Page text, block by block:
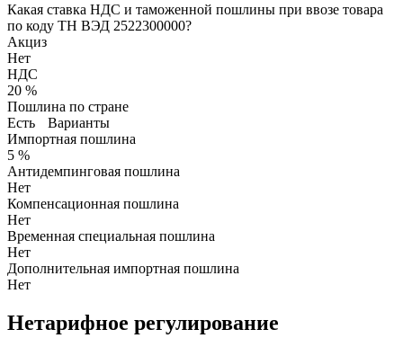
Какая ставка НДС и таможенной пошлины при ввозе товара
по коду ТН ВЭД 2522300000?
Акциз
Нет
НДС
20 %
Пошлина по стране
Есть
Варианты
Импортная пошлина
5 %
Антидемпинговая пошлина
Нет
Компенсационная пошлина
Нет
Временная специальная пошлина
Нет
Дополнительная импортная пошлина
Нет
Нетарифное регулирование